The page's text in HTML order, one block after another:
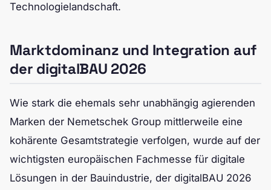
Technologielandschaft.
Marktdominanz und Integration auf
der digitalBAU 2026
Wie stark die ehemals sehr unabhängig agierenden
Marken der Nemetschek Group mittlerweile eine
kohärente Gesamtstrategie verfolgen, wurde auf der
wichtigsten europäischen Fachmesse für digitale
Lösungen in der Bauindustrie, der digitalBAU 2026